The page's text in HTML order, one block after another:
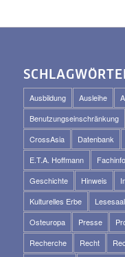
Ausbildung Ausleihe
Benutzungseinschränkung
CrossAsia
Datenbank
E.T.A. Hoffmann
Geschichte
Hinweis
Kulturelles Erbe
Lesesaal
Osteuropa
Presse
Recherche
Recht